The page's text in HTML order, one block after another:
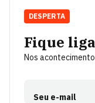
Fique
Nos
Seu e-mail
DESPERTA